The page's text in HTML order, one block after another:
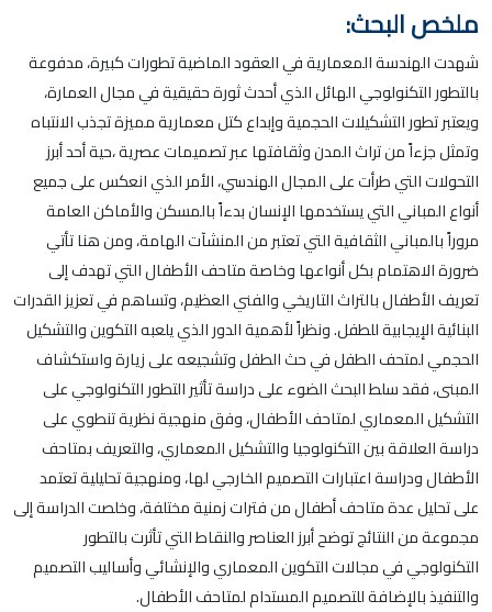
ملخص البحث:
شهدت الهندسة المعمارية في العقود الماضية تطورات كبيرة، مدفوعة
بالتطور التكنولوجي الهائل الذي أحدث ثورة حقيقية في مجال العمارة،
ويعتبر تطور التشكيلات الحجمية وإبداع كتل معمارية مميزة تجذب الانتباه
وتمثل جزءاً من تراث المدن وثقافتها عبر تصميمات عصرية ،حية أحد أبرز
التحولات التي طرأت على المجال الهندسي، الأمر الذي انعكس على جميع
أنواع المباني التي يستخدمها الإنسان بدءاً بالمسكن والأماكن العامة
مروراً بالمباني الثقافية التي تعتبر من المنشآت الهامة، ومن هنا تأتي
ضرورة الاهتمام بكل أنواعها وخاصة متاحف الأطفال التي تهدف إلى
تعريف الأطفال بالتراث التاريخي والفني العظيم، وتساهم في تعزيز القدرات
البنائية الإيجابية للطفل. ونظراً لأهمية الدور الذي يلعبه التكوين والتشكيل
الحجمي لمتحف الطفل في حث الطفل وتشجيعه على زيارة واستكشاف
المبنى، فقد سلط البحث الضوء على دراسة تأثير التطور التكنولوجي على
التشكيل المعماري لمتاحف الأطفال، وفق منهجية نظرية تنطوي على
دراسة العلاقة بين التكنولوجيا والتشكيل المعماري، والتعريف بمتاحف
الأطفال ودراسة اعتبارات التصميم الخارجي لها، ومنهجية تحليلية تعتمد
على تحليل عدة متاحف أطفال من فترات زمنية مختلفة، وخلصت الدراسة إلى
مجموعة من النتائج توضح أبرز العناصر والنقاط التي تأثرت بالتطور
التكنولوجي في مجالات التكوين المعماري والإنشائي وأساليب التصميم
والتنفيذ بالإضافة للتصميم المستدام لمتاحف الأطفال.